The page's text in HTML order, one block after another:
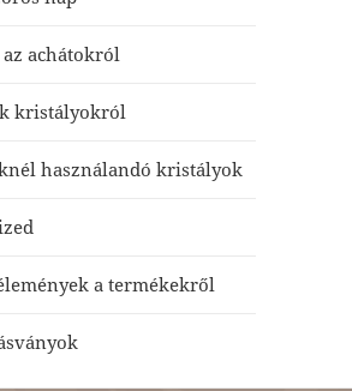
achátokról
kristályokról
használandó kristályok
a termékekről